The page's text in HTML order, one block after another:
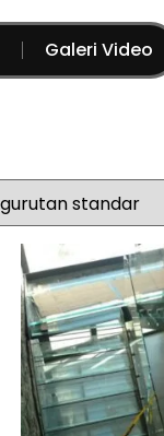
Galeri Video